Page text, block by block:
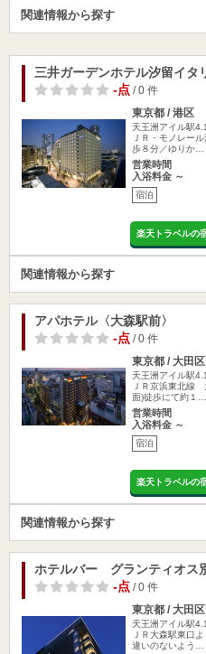
関連情報から探す
三井ガーデンホテル汐留イタ
-点/ 0 件
東京都 / 港区
天王洲アイル駅
ＪＲ・モノレー
歩８分／ゆりか…
営業時間
入浴料金 ～
宿泊
楽天トラベルの
関連情報から探す
アパホテル〈大森駅前〉
-点/ 0 件
東京都 / 大田区
天王洲アイル駅
ＪＲ京浜東北線
面)徒歩にて約１…
営業時間
入浴料金 ～
宿泊
楽天トラベルの
関連情報から探す
ホテルバー グランティオス
-点/ 0 件
東京都 / 大田区
天王洲アイル駅
ＪＲ大森駅東口
違いのないよう…